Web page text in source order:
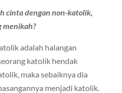
cinta dengan non-katolik,
menikah?
adalah halangan
katolik hendak
maka sebaiknya dia
menjadi katolik.